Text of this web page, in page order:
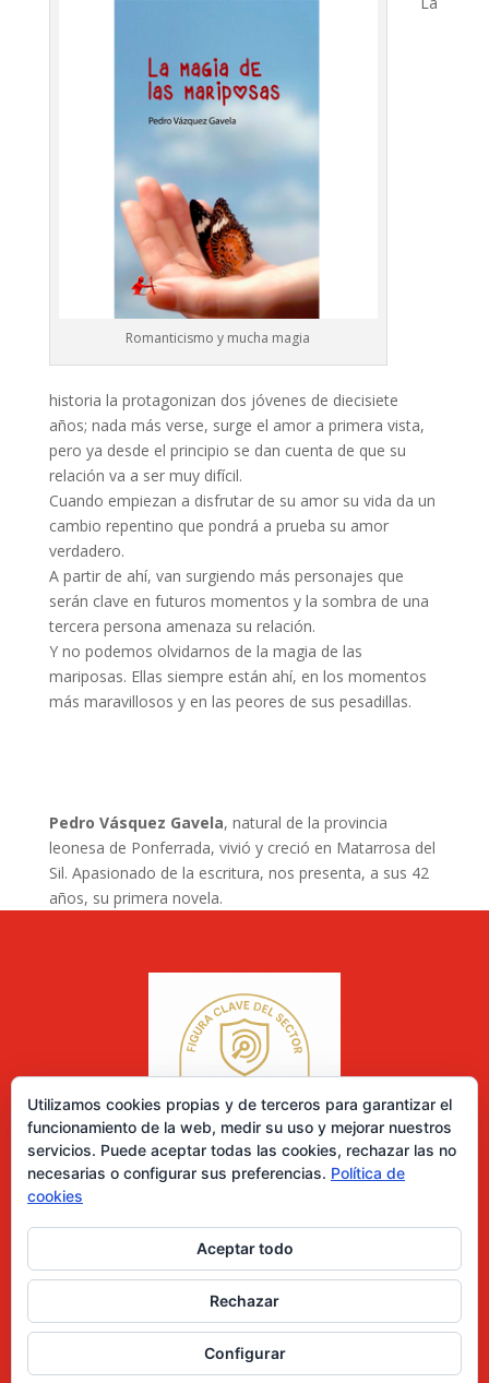
Romanticismo y mucha magia
historia la protagonizan dos jóvenes de diecisiete
años; nada más verse, surge el amor a primera vista,
pero ya desde el principio se dan cuenta de que su
relación va a ser muy difícil.
Cuando empiezan a disfrutar de su amor su vida da un
cambio repentino que pondrá a prueba su amor
verdadero.
A partir de ahí, van surgiendo más personajes que
serán clave en futuros momentos y la sombra de una
tercera persona amenaza su relación.
Y no podemos olvidarnos de la magia de las
mariposas. Ellas siempre están ahí, en los momentos
más maravillosos y en las peores de sus pesadillas.
Pedro Vásquez Gavela, natural de la provincia
leonesa de Ponferrada, vivió y creció en Matarrosa del
Sil. Apasionado de la escritura, nos presenta, a sus 42
años, su primera novela.
0 elementos
Desarrollado por Diseñador web para empresas
Utilizamos cookies propias y de terceros para garantizar el
funcionamiento de la web, medir su uso y mejorar nuestros
servicios. Puede aceptar todas las cookies, rechazar las no
necesarias o configurar sus preferencias. Política de
cookies
Aceptar todo
Rechazar
Configurar